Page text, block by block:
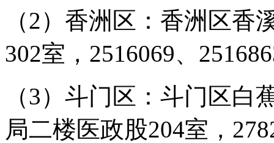
（2）香洲区：香洲区香
302室，2516069、
（3）斗门区：斗门区白
局二楼医政股204室，